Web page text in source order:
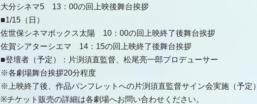
大分シネマ5 13：00の回上映後舞台挨拶
■1/15（日）
佐世保シネマボックス太陽 10：00の回上映終了後舞台挨拶
佐賀シアターシエマ 14：15の回上映終了後舞台挨拶
■登壇者（予定）：片渕須直監督、松尾亮一郎プロデューサー
※各劇場舞台挨拶20分程度
※上映終了後、作品パンフレットへの片渕須直監督サイン会実施（予定）
※チケット販売の詳細は各劇場へお問い合わせください。